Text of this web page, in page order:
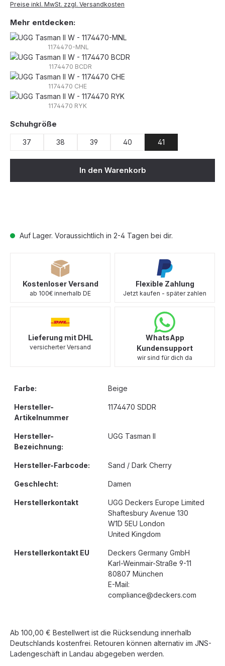
Preise inkl. MwSt. zzgl. Versandkosten
Auf Lager. Voraussichtlich in 2-4 Tagen bei dir.
Mehr entdecken:
1174470-MNL
1174470 BCDR
1174470 CHE
1174470 RYK
Schuhgröße
37 38 39 40 41
In den Warenkorb
Kostenloser Versand
ab 100€ innerhalb DE
Flexible Zahlung
Jetzt kaufen - später zahlen
Lieferung mit DHL
versicherter Versand
WhatsApp
Kundensupport
wir sind für dich da
Farbe: Beige
Hersteller-
Artikelnummer
1174470 SDDR
Hersteller-
Bezeichnung:
UGG Tasman II
Hersteller-Farbcode: Sand / Dark Cherry
Geschlecht: Damen
Herstellerkontakt
UGG Deckers Europe Limited
Shaftesbury Avenue 130
W1D 5EU London
United Kingdom
Herstellerkontakt EU
Deckers Germany GmbH
Karl-Weinmair-Straße 9-11
80807 München
E-Mail:
compliance@deckers.com
Ab 100,00 € Bestellwert ist die Rücksendung innerhalb
Deutschlands kostenfrei. Retouren können alternativ im JNS-
Ladengeschäft in Landau abgegeben werden.